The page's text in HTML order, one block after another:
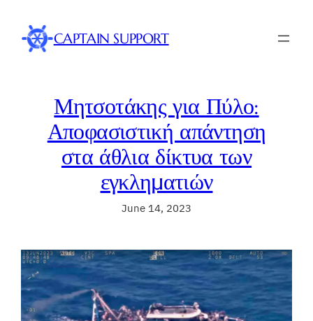
content
CAPTAIN SUPPORT
Μητσοτάκης για Πύλο:
Αποφασιστική απάντηση
στα άθλια δίκτυα των
εγκληματιών
June 14, 2023